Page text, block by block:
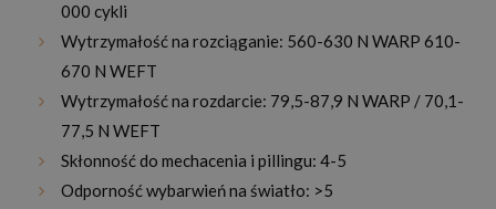
000 cykli
Wytrzymałość na rozciąganie: 560-630 N WARP 610-
670 N WEFT
Wytrzymałość na rozdarcie: 79,5-87,9 N WARP / 70,1-
77,5 N WEFT
Skłonność do mechacenia i pillingu: 4-5
Odporność wybarwień na światło: >5